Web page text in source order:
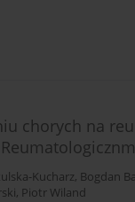
chorych na
Kucharz, Bogdan
, Piotr Wiland